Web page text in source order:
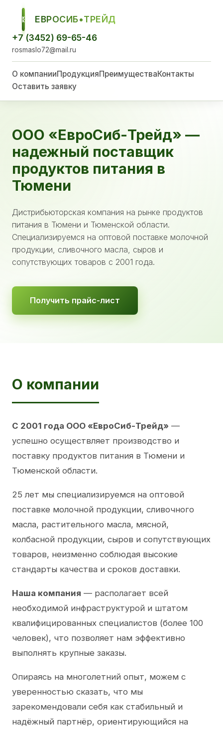
ЕСТ
ЕВРОСИБ•ТРЕЙД
+7 (3452) 69-65-46
rosmaslo72@mail.ru
О компанииПродукцияПреимуществаКонтакты
Оставить заявку
ООО «ЕвроСиб-Трейд» —
надежный поставщик
продуктов питания в
Тюмени
Дистрибьюторская компания на рынке продуктов
питания в Тюмени и Тюменской области.
Специализируемся на оптовой поставке молочной
продукции, сливочного масла, сыров и
сопутствующих товаров с 2001 года.
Получить прайс-лист
О компании
С 2001 года ООО «ЕвроСиб-Трейд» —
успешно осуществляет производство и
поставку продуктов питания в Тюмени и
Тюменской области.
25 лет мы специализируемся на оптовой
поставке молочной продукции, сливочного
масла, растительного масла, мясной,
колбасной продукции, сыров и сопутствующих
товаров, неизменно соблюдая высокие
стандарты качества и сроков доставки.
Наша компания — располагает всей
необходимой инфраструктурой и штатом
квалифицированных специалистов (более 100
человек), что позволяет нам эффективно
выполнять крупные заказы.
Опираясь на многолетний опыт, можем с
уверенностью сказать, что мы
зарекомендовали себя как стабильный и
надёжный партнёр, ориентирующийся на